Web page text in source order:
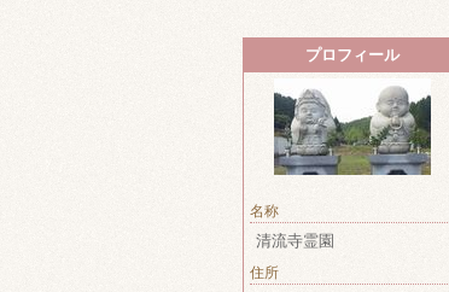
プロフィール
名称
清流寺霊園
住所